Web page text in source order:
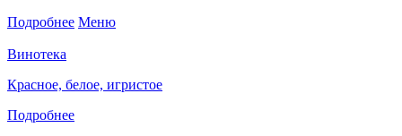
Подробнее Меню
Винотека
Красное, белое, игристое
Подробнее